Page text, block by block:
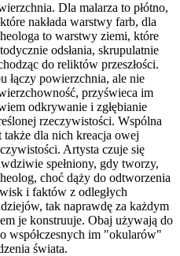
Dla malarza to płótno,
nakłada warstwy farb, dla
to warstwy ziemi, które
odsłania, skrupulatnie
do reliktów przeszłości.
łączy powierzchnia, ale nie
przyświeca im
odkrywanie i zgłębianie
rzeczywistości. Wspólna
także dla nich kreacja owej
Artysta czuje się
spełniony, gdy tworzy,
choć dąży do odtworzenia
i faktów z odległych
tak naprawdę za każdym
je konstruuje. Obaj używają do
współczesnych im "okularów"
świata.